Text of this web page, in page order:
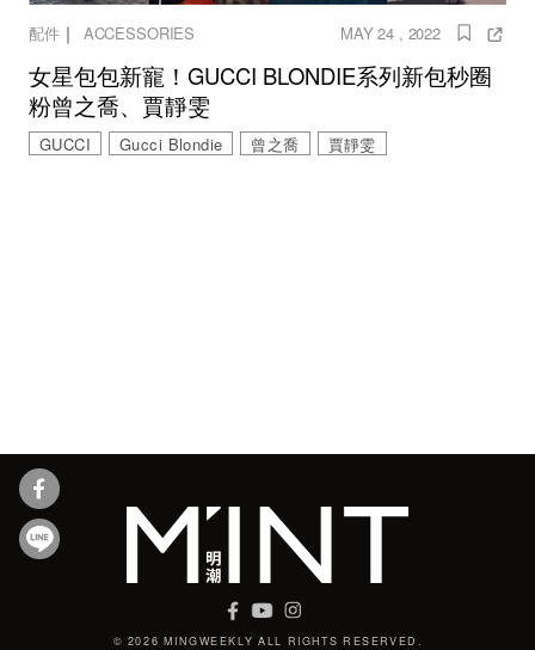
配件｜ ACCESSORIES MAY 24 , 2022
女星包包新寵！GUCCI BLONDIE系列新包秒圈
粉曾之喬、賈靜雯
GUCCI Gucci Blondie 曾之喬 賈靜雯
© 2026 MINGWEEKLY ALL RIGHTS RESERVED.